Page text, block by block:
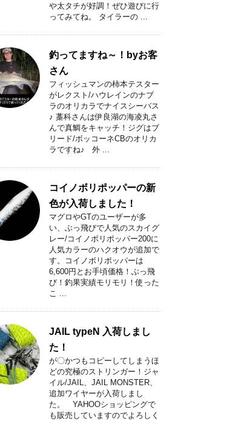
や太タチが好調！ぜひ遊びに行
ってみてね。 タイラーの ...
釣ってますね～！byお客
さん
フィッシュマンの柿本テスター
がレクスト/ハウレインのナブ
ラのオリカラでナイスシーバス
♪ 藁科さんは伊良湖の海凌丸さ
んで真鯛をキャッチ！ジグはブ
リード/ボッコーネCBのオリカ
ラですね♪ 外 ...
コイノボリポッパーの新
色が入荷しました！
マグロやGTのユーザーが多
い、ぶっ飛びで人気のスカイグ
レー/コイノボリポッパー200に
人気カラーのハクオウが追加で
す。コイノボリポッパーは
6,600円とお手頃価格！ぶっ飛
び！釣果実績モリモリ！使った
こ ...
JAIL typeN 入荷しまし
た！
が〇かつもコピーしてしまうほ
どの究極のストリンガー！ジャ
イル/JAIL、JAIL MONSTER、
追加ワイヤーが入荷しまし
た。 YAHOOショッピングで
も販売していますのでよろしく